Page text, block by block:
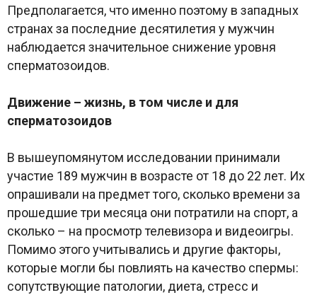
Предполагается, что именно поэтому в западных
странах за последние десятилетия у мужчин
наблюдается значительное снижение уровня
сперматозоидов.
Движение – жизнь, в том числе и для
сперматозоидов
В вышеупомянутом исследовании принимали
участие 189 мужчин в возрасте от 18 до 22 лет. Их
опрашивали на предмет того, сколько времени за
прошедшие три месяца они потратили на спорт, а
сколько – на просмотр телевизора и видеоигры.
Помимо этого учитывались и другие факторы,
которые могли бы повлиять на качество спермы:
сопутствующие патологии, диета, стресс и